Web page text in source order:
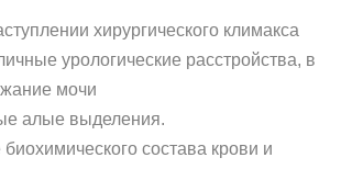
хирургического климакса
урологические расстройства, в
мочи
алые выделения.
состава крови и